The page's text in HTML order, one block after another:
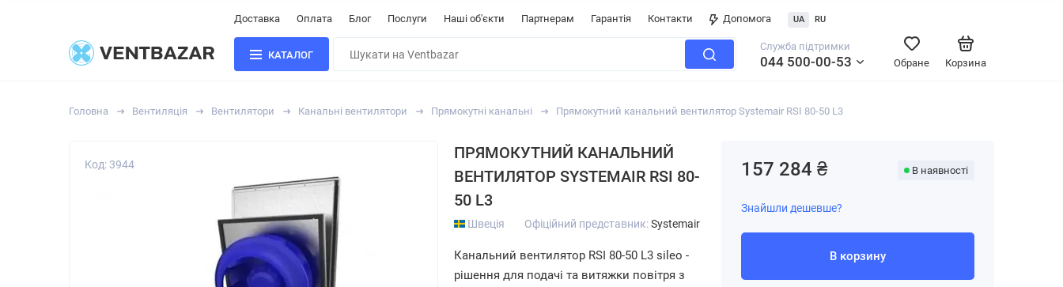
Доставка Оплата Блог Послуги Наші об'єкти Партнерам Гарантія Контакти Допомога UA RU
КАТАЛОГ
Служба підтримки
044 500-00-53 Корзина
Обране
Головна Вентиляція Вентилятори Канальні вентилятори Прямокутні канальні Прямокутний канальний вентилятор Systemair RSI 80-50 L3
Код: 3944
ПРЯМОКУТНИЙ КАНАЛЬНИЙ
ВЕНТИЛЯТОР SYSTEMAIR RSI 80-
50 L3
Швеція Офіційний представник:Systemair
Канальний вентилятор RSI 80-50 L3 sileo -
рішення для подачі та витяжки повітря з
157 284 ₴ В наявності
Знайшли дешевше?
В корзину